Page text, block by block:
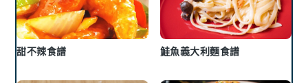
甜不辣食譜 鮭魚義大利麵食譜